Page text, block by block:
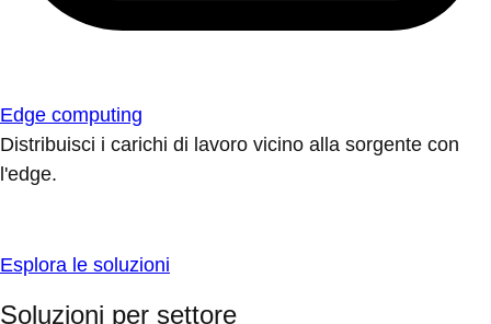
Edge computing
Distribuisci i carichi di lavoro vicino alla sorgente con
l'edge.
Esplora le soluzioni
Soluzioni per settore